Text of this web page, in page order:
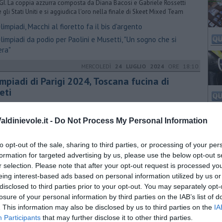
- Do Not Process My Personal Information
opt-out of the sale, sharing to third parties, or processing of your
for targeted advertising by us, please use the below opt-out
selection. Please note that after your opt-out request is processed
interest-based ads based on personal information utilized by us
to third parties prior to your opt-out. You may separately
of your personal information by third parties on the IAB’s list of
This information may also be disclosed by us to third parties on the
Participants that may further disclose it to other third parties.
La coppia azzurra composta da Diana Bacosi e Gabriele Rossetti
gli Stati Uniti e si aggiudica l'oro nella finale di Skeet Mixed Team
Macchi al fioretto fa il bis d'argento
da podio per Paolini e Musetti, "Un sogno che si
MERCOLEDÌ 24 LUGLIO 2024 ORE 18:10
di Parigi 2024, Toscana fucina di
arrivano? Quattro province toscane nella top ten nazionale, una
di nuoto, 2 toscani nella staffetta d'oro
da Olimpiadi si allenano in Toscana
DOMENICA
Healy vince in solitaria il Gp Industria